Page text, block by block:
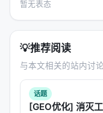
GaLore
LoRA r=160
核心成就
H100训练
暂无表态
💡推荐阅读
与本文相关的站内讨论
话题
[GEO优化] 消灭